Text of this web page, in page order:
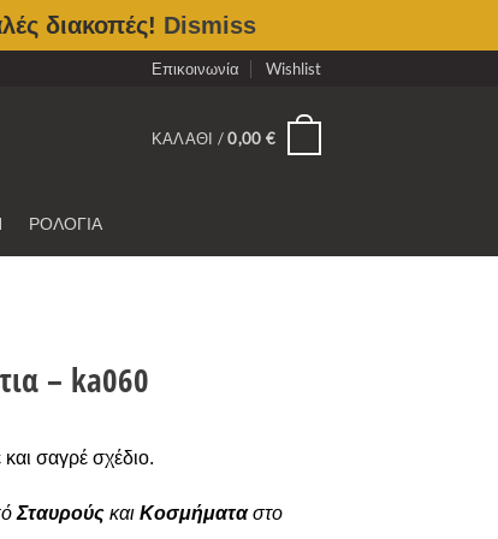
διακοπές! Dismiss
Επικοινωνία Wishlist
ΚΑΛΆΘΙ /0,00 €
ΡΟΛΟΓΙΑ
– ka060
σαγρέ σχέδιο.
Σταυρούς και Κοσμήματαστο